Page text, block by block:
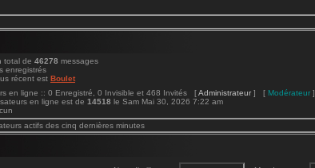
total de 46278 messages
enregistrés
récent est Boulet
en ligne :: 0 Enregistré, 0 Invisible et 468 Invités [Administrateur ] [ Modérateur ]
en ligne est de 14518 le Sam Mai 30, 2026 7:22 am
actifs des cinq dernières minutes